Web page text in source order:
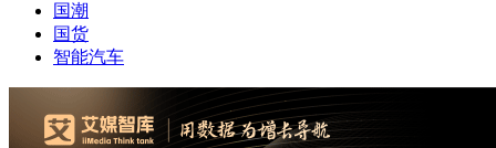
国潮
国货
智能汽车